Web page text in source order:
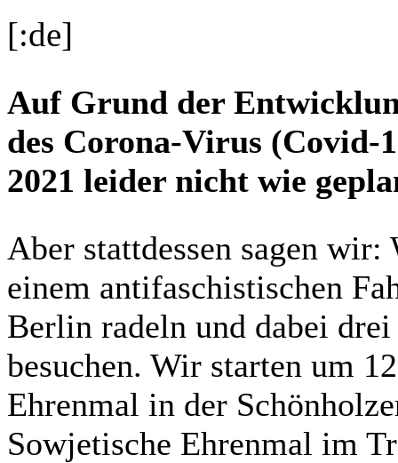
[:de]
Auf Grund der
des Corona-Virus (Covid-
2021 leider nicht wie
Aber stattdessen sagen
einem antifaschistischen
Berlin radeln und dabei
besuchen. Wir starten um
Ehrenmal in der
Sowjetische Ehrenmal im